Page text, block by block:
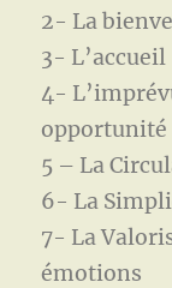
2- La
3- L’accueil
4-
opportunité
5 – La
6- La
7- La
émotions